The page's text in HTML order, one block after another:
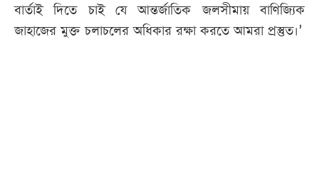
বার্তাই দিতে চাই যে আন্তর্জাতিক জলসীমায় বাণিজ্যিক
জাহাজের মুক্ত চলাচলের অধিকার রক্ষা করতে আমরা প্রস্তুত।’